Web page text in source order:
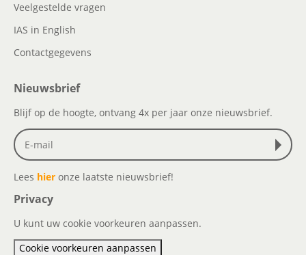
Veelgestelde vragen
IAS in English
Contactgegevens
Nieuwsbrief
Blijf op de hoogte, ontvang 4x per jaar onze nieuwsbrief.
Lees hier onze laatste nieuwsbrief!
Privacy
U kunt uw cookie voorkeuren aanpassen.
Cookie voorkeuren aanpassen